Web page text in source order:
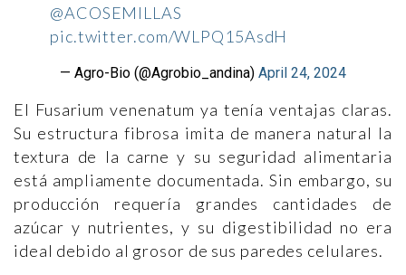
@ACOSEMILLAS
pic.twitter.com/WLPQ15AsdH
— Agro-Bio (@Agrobio_andina) April 24, 2024
El Fusarium venenatum ya tenía ventajas claras.
Su estructura fibrosa imita de manera natural la
textura de la carne y su seguridad alimentaria
está ampliamente documentada. Sin embargo, su
producción requería grandes cantidades de
azúcar y nutrientes, y su digestibilidad no era
ideal debido al grosor de sus paredes celulares.